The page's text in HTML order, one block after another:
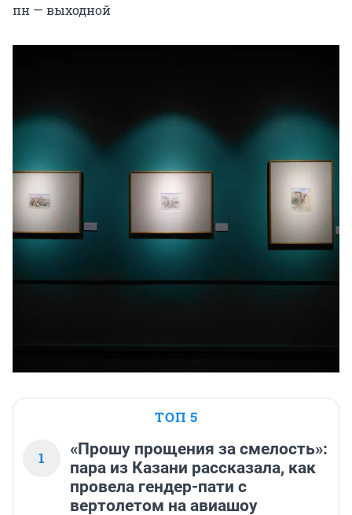
пн — выходной
ТОП 5
1
«Прошу прощения за смелость»:
пара из Казани рассказала, как
провела гендер-пати с
вертолетом на авиашоу